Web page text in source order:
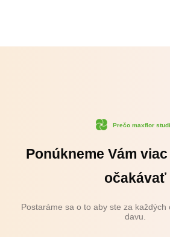
Prečo maxflor
Ponúkneme Vám
očakávať
Postaráme sa o to aby ste za každých
davu.